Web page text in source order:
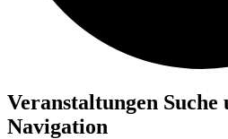
Veranstaltungen Suche
Navigation